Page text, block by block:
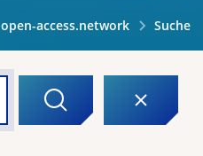
open-access.network Suche